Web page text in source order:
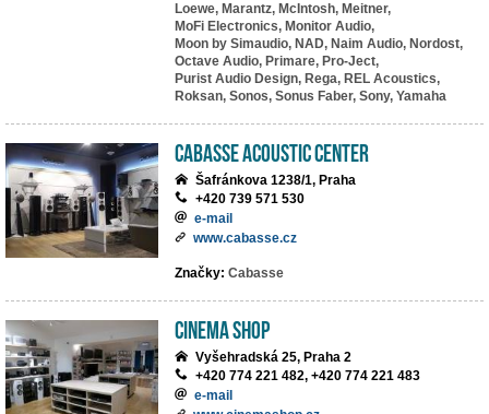
Loewe, Marantz, McIntosh, Meitner,
MoFi Electronics, Monitor Audio,
Moon by Simaudio, NAD, Naim Audio, Nordost,
Octave Audio, Primare, Pro-Ject,
Purist Audio Design, Rega, REL Acoustics,
Roksan, Sonos, Sonus Faber, Sony, Yamaha
Cabasse Acoustic Center
Šafránkova 1238/1, Praha
+420 739 571 530
e-mail
www.cabasse.cz
Značky: Cabasse
Cinema Shop
Vyšehradská 25, Praha 2
+420 774 221 482, +420 774 221 483
e-mail